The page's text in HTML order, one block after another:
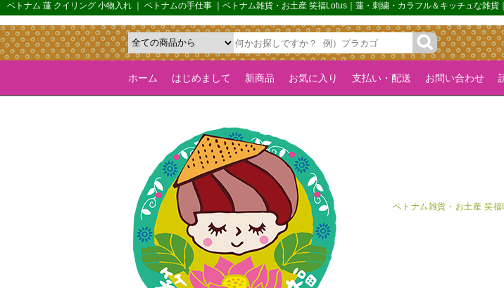
{*カルーセル機能を全ページで有効化するためのフラグ*}>
ベトナム 蓮 クイリング 小物入れ ｜ ベトナムの手仕事 ｜ベトナム雑貨・お土産 笑福Lotus｜蓮・刺繍・カラフル＆キッチュな雑貨
ホーム はじめまして 新商品 お気に入り 支払い・配送 お問い合わせ
ベトナム雑貨・お土産 笑